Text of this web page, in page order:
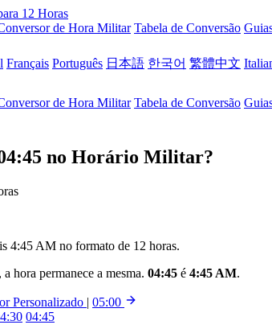
12 Horas
de Hora Militar Tabela de Conversão
Français Português 日本語 한국어 繁體中文
de Hora Militar Tabela de Conversão
no Horário Militar?
4:45 AM no formato de 12 horas.
hora permanece a mesma. 04:45 é 4:45 AM.
Personalizado | 05:00
04:45